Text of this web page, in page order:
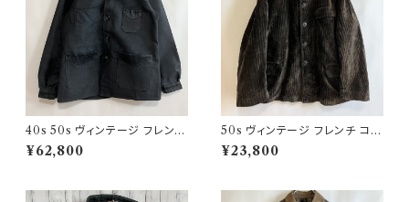
40s 50s ヴィンテージ フレンチ
Vポケ ブラックモールスキンジャ
ケット カバーオール
¥62,800
50s ヴィンテージ フレンチ コー
デュロイジャケット ビンテージ
ファーマーズジャケット
¥23,800